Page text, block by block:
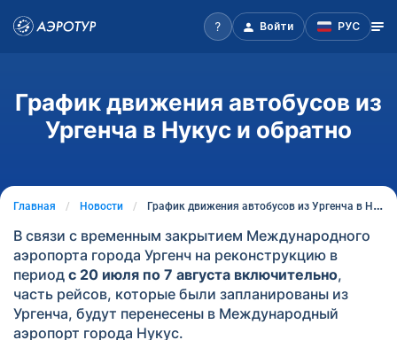
Войти РУС
График движения автобусов из
Ургенча в Нукус и обратно
Главная Новости График движения автобусов из Ургенча в Нукус и обратно
В связи с временным закрытием Международного
аэропорта города Ургенч на реконструкцию в
период с 20 июля по 7 августа включительно,
часть рейсов, которые были запланированы из
Ургенча, будут перенесены в Международный
аэропорт города Нукус.